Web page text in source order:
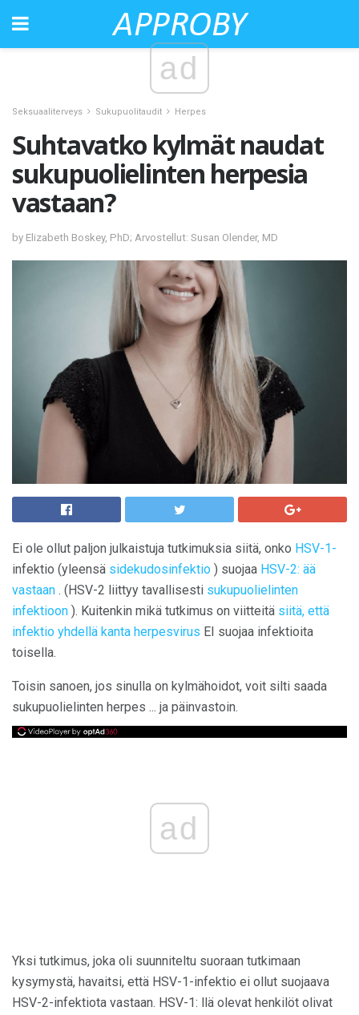
ad
Seksuaaliterveys Sukupuolitaudit Herpes
Suhtavatko kylmät naudat
sukupuolielinten herpesia
vastaan?
by Elizabeth Boskey, PhD; Arvostellut: Susan Olender, MD
Ei ole ollut paljon julkaistuja tutkimuksia siitä, onko HSV-1-
infektio (yleensä sidekudosinfektio ) suojaa HSV-2: ää
vastaan . (HSV-2 liittyy tavallisesti sukupuolielinten
infektioon ). Kuitenkin mikä tutkimus on viitteitä siitä, että
infektio yhdellä kanta herpesvirus EI suojaa infektioita
toisella.
Toisin sanoen, jos sinulla on kylmähoidot, voit silti saada
sukupuolielinten herpes ... ja päinvastoin.
ad
Yksi tutkimus, joka oli suunniteltu suoraan tutkimaan
kysymystä, havaitsi, että HSV-1-infektio ei ollut suojaava
HSV-2-infektiota vastaan. HSV-1: llä olevat henkilöt olivat